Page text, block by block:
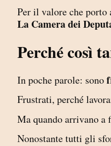
Per il valore che
La Camera dei
Perché così
In poche parole: sono
Frustrati, perché
Ma quando arrivano a
Nonostante tutti gli